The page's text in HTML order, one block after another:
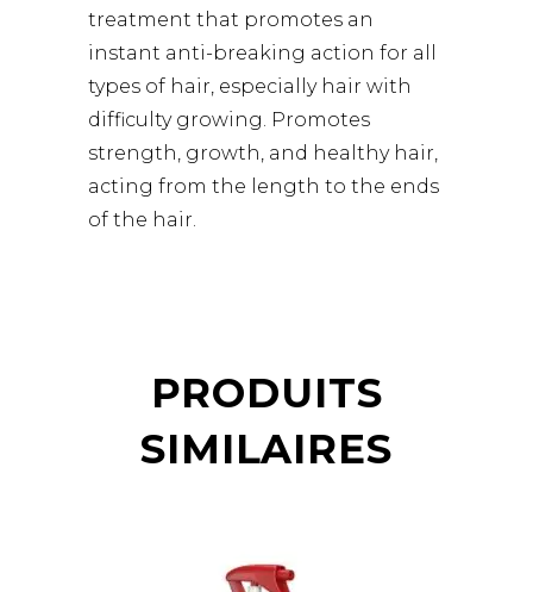
treatment that promotes an
instant anti-breaking action for all
types of hair, especially hair with
difficulty growing. Promotes
strength, growth, and healthy hair,
acting from the length to the ends
of the hair.
PRODUITS
SIMILAIRES